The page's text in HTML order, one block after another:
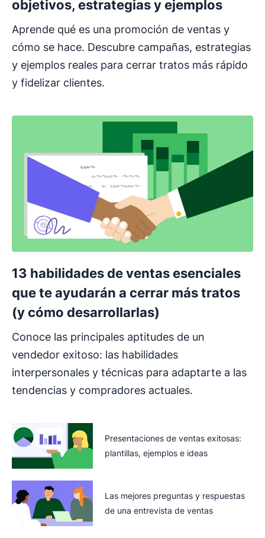
objetivos, estrategias y ejemplos
Aprende qué es una promoción de ventas y
cómo se hace. Descubre campañas, estrategias
y ejemplos reales para cerrar tratos más rápido
y fidelizar clientes.
13 habilidades de ventas esenciales
que te ayudarán a cerrar más tratos
(y cómo desarrollarlas)
Conoce las principales aptitudes de un
vendedor exitoso: las habilidades
interpersonales y técnicas para adaptarte a las
tendencias y compradores actuales.
Presentaciones de ventas exitosas:
plantillas, ejemplos e ideas
Las mejores preguntas y respuestas
de una entrevista de ventas